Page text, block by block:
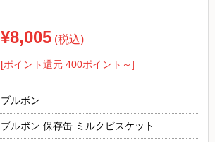
¥8,005 (税込)
[ポイント還元 400ポイント～]
ブルボン
ブルボン 保存缶 ミルクビスケット